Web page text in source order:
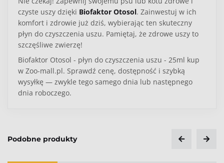
czyste uszy dzięki Biofaktor Otosol. Zainwestuj w ich
komfort i zdrowie już dziś, wybierając ten skuteczny
płyn do czyszczenia uszu. Pamiętaj, że zdrowe uszy to
szczęśliwe zwierzę!
Biofaktor Otosol - płyn do czyszczenia uszu - 25ml kup
w Zoo-mall.pl. Sprawdź cenę, dostępność i szybką
wysyłkę — zwykle tego samego dnia lub następnego
dnia roboczego.
Podobne produkty